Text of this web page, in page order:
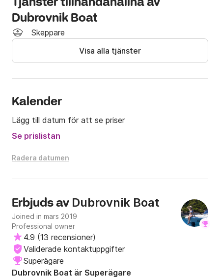
Dubrovnik Boat
Skeppare
Visa alla tjänster
Kalender
Lägg till datum för att se priser
Se prislistan
Radera datumen
Erbjuds av Dubrovnik Boat
Joined in mars 2019
Professional owner
4.9 (13 recensioner)
Validerade kontaktuppgifter
Superägare
Dubrovnik Boat är Superägare